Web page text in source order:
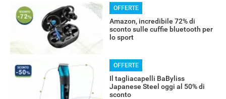
OFFERTE
Amazon, incredibile 72% di
sconto sulle cuffie bluetooth per
lo sport
OFFERTE
Il tagliacapelli BaByliss
Japanese Steel oggi al 50% di
sconto